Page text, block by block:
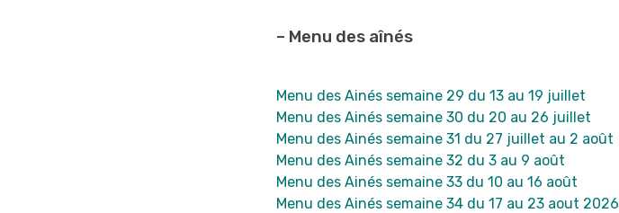
– Menu des aînés
Menu des Ainés semaine 29 du 13 au 19 juillet
Menu des Ainés semaine 30 du 20 au 26 juillet
Menu des Ainés semaine 31 du 27 juillet au 2 août
Menu des Ainés semaine 32 du 3 au 9 août
Menu des Ainés semaine 33 du 10 au 16 août
Menu des Ainés semaine 34 du 17 au 23 aout 2026